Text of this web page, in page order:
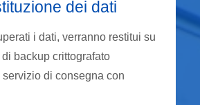
dei dati
i dati, verranno restitui su
backup crittografato
di consegna con